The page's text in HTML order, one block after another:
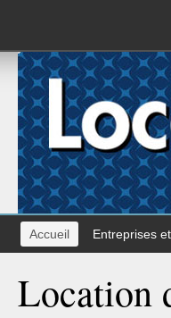
Accueil Entreprises
Location